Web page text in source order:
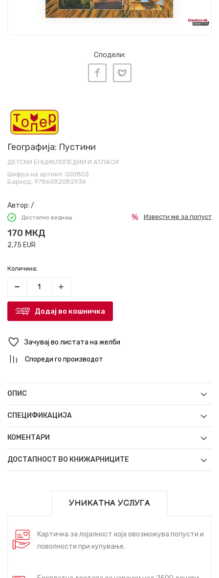
Сподели:
Географија: Пустини
ДЕТСКИ ЕНЦИКЛОПЕДИИ И АТЛАСИ
Шифра на артикл: 000803
Баркод: 9786082082936
Автор: /
Достапно веднаш
170 МКД
2,75 EUR
Извести ме за попуст
Количина:
Додај во кошничка
Зачувај во листата на желби
Спореди го производот
ОПИС
СПЕЦИФИКАЦИЈА
КОМЕНТАРИ
ДОСТАПНОСТ ВО КНИЖАРНИЦИТЕ
УНИКАТНА УСЛУГА
Картичка за лојалност која овозможува попусти и
поволности при купување.